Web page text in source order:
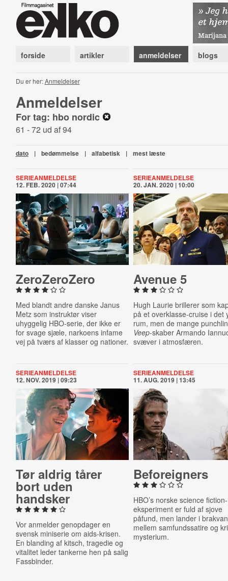
forside artikler anmeldelser blogs
Du er her:Anmeldelser
Anmeldelser
For tag: hbo nordic
61 - 72 ud af 94
dato | bedømmelse | alfabetisk | mest læste
SERIEANMELDELSE
12. FEB. 2020 | 07:44
ZeroZeroZero
Med blandt andre danske Janus
Metz som instruktør viser
uhyggelig HBO-serie, der ikke er
for svage sjæle, narkoens infame
vej på tværs af klasser og nationer.
SERIEANMELDELSE
20. JAN. 2020 | 10:00
Avenue 5
Hugh Laurie brillerer som
på et overklasse-cruise i det
rum, men de mange
Veep-skaber Armando
svæver i atmosfæren.
SERIEANMELDELSE
12. NOV. 2019 | 09:23
Tør aldrig tårer
bort uden
handsker
Vor anmelder genopdager en
svensk miniserie om aids-krisen.
En blanding af kitsch, tragedie og
vitalitet leder tankerne hen på salig
Fassbinder.
SERIEANMELDELSE
11. AUG. 2019 | 13:45
Be­foreig­ners
HBO’s norske science fiction-
eksperiment er fuld af sjove
påfund, men lander i
mellem samfundssatire og
mysterium.